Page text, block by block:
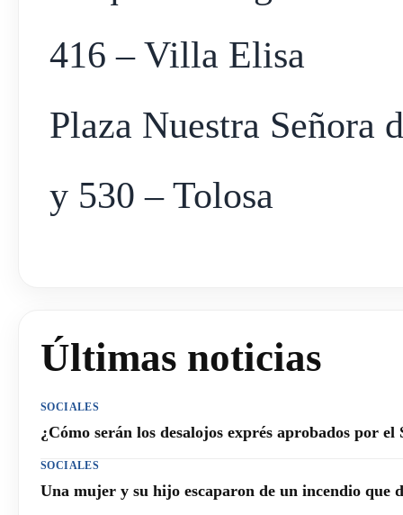
416 – Villa Elisa
Plaza Nuestra Señora
y 530 – Tolosa
Últimas noticias
SOCIALES
¿Cómo serán los desalojos exprés aprobados por el
SOCIALES
Una mujer y su hijo escaparon de un incendio que